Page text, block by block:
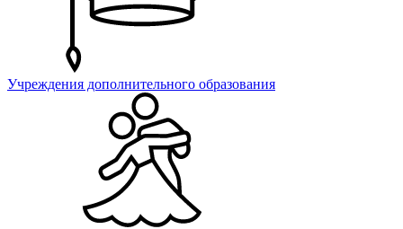
Учреждения дополнительного образования